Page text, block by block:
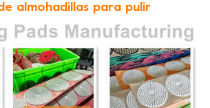
almohadillas para pulir